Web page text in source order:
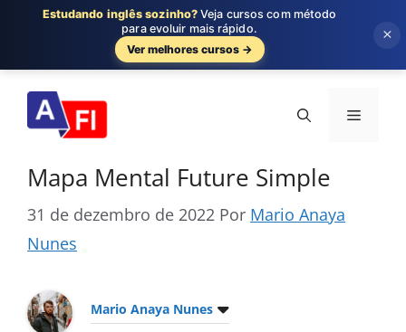
para
conteúdo
Menu
Mapa Mental Future Simple
31 de dezembro de 2022 Por Mario Anaya
Nunes
Mario Anaya Nunes
Estudando inglês sozinho? Veja cursos com método
para evoluir mais rápido.
Ver melhores cursos →
×